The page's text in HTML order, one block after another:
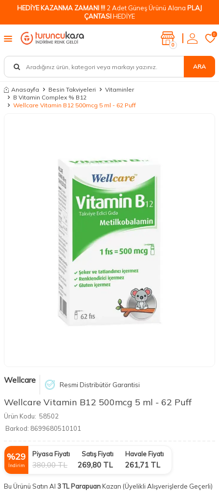
HEDİYE KAZANMA ZAMANI !!! 2 Adet Güneş Ürünü Alana PLAJ
ÇANTASIHEDİYE
ARA
0
0
Anasayfa Besin Takviyeleri
Vitaminler
B Vitamin Complex % B12
Wellcare Vitamin B12 500mcg 5 ml - 62 Puff
Wellcare Resmi Distribütör Garantisi
Wellcare Vitamin B12 500mcg 5 ml - 62 Puff
Ürün Kodu: 58502
Barkod: 8699680510101
%29
İndirim
Piyasa Fiyatı
380,00TL
Satış Fiyatı
269,80 TL
Havale Fiyatı
261,71 TL
Bu Ürünü Satın Al 3 TL ParapuanKazan (Üyelikli Alışverişlerde Geçerli)